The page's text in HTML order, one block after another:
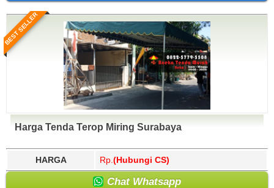
BEST SELLER
Harga Tenda Terop Miring Surabaya
HARGA Rp. (Hubungi CS)
Chat Whatsapp